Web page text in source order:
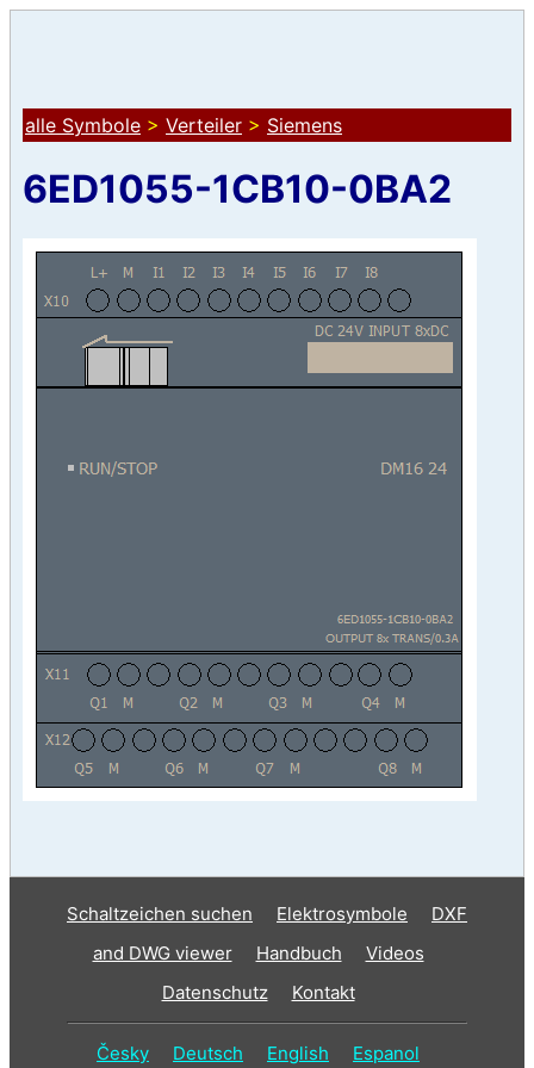
alle Symbole > Verteiler > Siemens
6ED1055-1CB10-0BA2
Schaltzeichen suchen Elektrosymbole
DXF
and DWG viewer
Handbuch
Videos
Datenschutz
Kontakt
Česky Deutsch English Espanol